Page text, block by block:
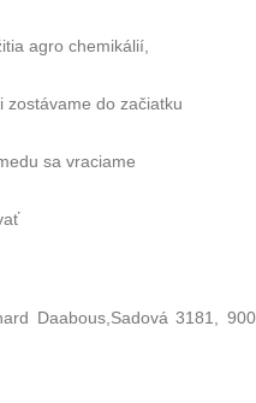
agro chemikálií,
zostávame do začiatku
sa vraciame
Daabous,Sadová 3181, 900